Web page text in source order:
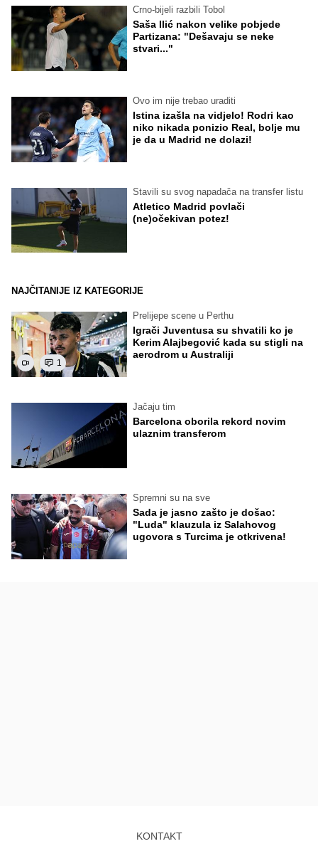
Crno-bijeli razbili Tobol
Saša Ilić nakon velike pobjede
Partizana: "Dešavaju se neke
stvari..."
Ovo im nije trebao uraditi
Istina izašla na vidjelo! Rodri kao
niko nikada ponizio Real, bolje mu
je da u Madrid ne dolazi!
Stavili su svog napadača na transfer listu
Atletico Madrid povlači
(ne)očekivan potez!
NAJČITANIJE IZ KATEGORIJE
1
Prelijepe scene u Perthu
Igrači Juventusa su shvatili ko je
Kerim Alajbegović kada su stigli na
aerodrom u Australiji
Jačaju tim
Barcelona oborila rekord novim
ulaznim transferom
Spremni su na sve
Sada je jasno zašto je došao:
"Luda" klauzula iz Salahovog
ugovora s Turcima je otkrivena!
KONTAKT